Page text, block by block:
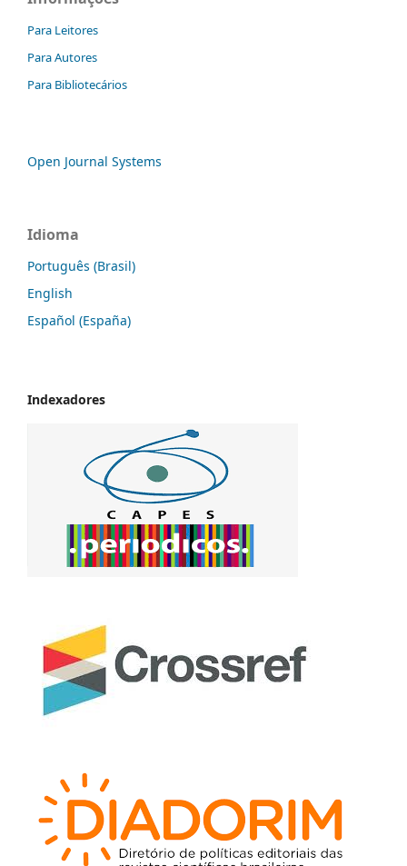
Para Leitores
Para Autores
Para Bibliotecários
Open Journal Systems
Idioma
Português (Brasil)
English
Español (España)
Indexadores